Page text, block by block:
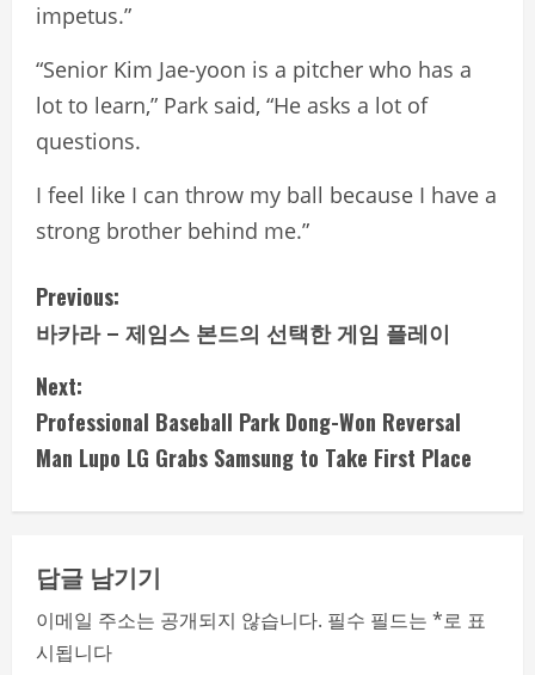
impetus.”
“Senior Kim Jae-yoon is a pitcher who has a
lot to learn,” Park said, “He asks a lot of
questions.
I feel like I can throw my ball because I have a
strong brother behind me.”
C
o
n
t
i
u
e
Previous:
바카라 – 제임스 본드의 선택한 게임 플레이
Next:
Professional Baseball Park Dong-Won Reversal
Man Lupo LG Grabs Samsung to Take First Place
답글 남기기
이메일 주소는 공개되지 않습니다. 필수 필드는 *로 표
시됩니다